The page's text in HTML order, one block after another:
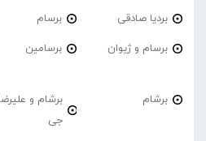
بردیا صادقی برسام
برسام و ژیوان برسامین
برشام
برشام و
جی